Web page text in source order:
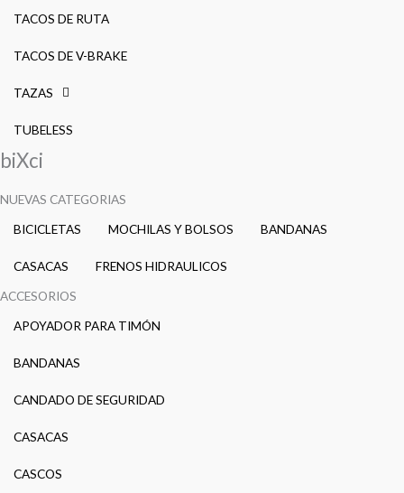
TACOS DE RUTA
TACOS DE V-BRAKE
TAZAS
TUBELESS
biXci
NUEVAS CATEGORIAS
BICICLETAS
MOCHILAS Y BOLSOS BANDANAS
CASACAS
FRENOS HIDRAULICOS
ACCESORIOS
APOYADOR PARA TIMÓN
BANDANAS
CANDADO DE SEGURIDAD
CASACAS
CASCOS